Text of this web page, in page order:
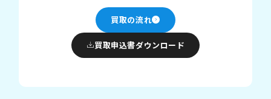
買取の流れ
買取申込書ダウンロード